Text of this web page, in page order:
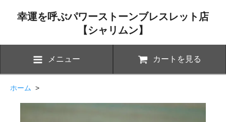
幸運を呼ぶパワーストーンブレスレット店
【シャリムン】
メニュー カートを見る
ホーム >